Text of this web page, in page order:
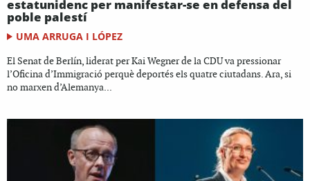
estatunidenc per manifestar-se en defensa del
poble palestí
UMA ARRUGA I LÓPEZ
El Senat de Berlín, liderat per Kai Wegner de la CDU va pressionar
l’Oficina d’Immigració perquè deportés els quatre ciutadans. Ara, si
no marxen d’Alemanya...